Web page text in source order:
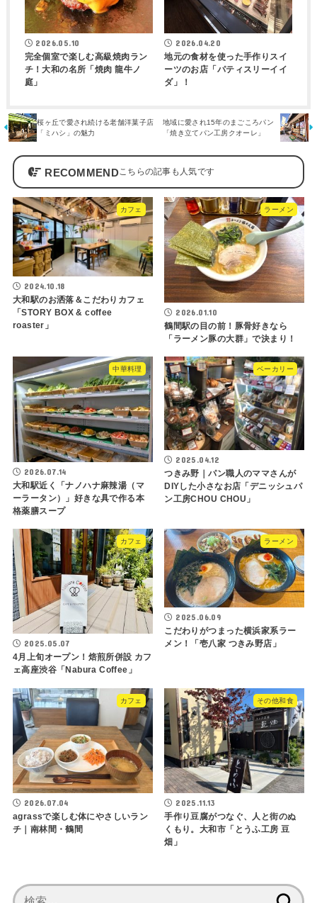
2026.05.10
完全個室で楽しむ高級焼肉ラン
チ！大和の名所「焼肉 龍牛ノ
庭」
2026.04.20
地元の食材を使った手作りスイ
ーツのお店「パティスリーイイ
ダ」！
桜ヶ丘で愛され続ける老舗洋菓子店
「ミハシ」の魅力
地域に愛され15年のまごころパン
「焼き立てパン工房クオーレ」
RECOMMEND
カフェ
2024.10.18
大和駅のお洒落＆こだわりカフェ
「STORY BOX & coffee
roaster」
ラーメン
2026.01.10
鶴間駅の目の前！豚骨好きなら
「ラーメン豚の大群」で決まり！
中華料理
2026.07.14
大和駅近く「ナノハナ麻辣湯（マ
ーラータン）」好きな具で作る本
格薬膳スープ
ベーカリー
2025.04.12
つきみ野｜パン職人のママさんが
DIYした小さなお店「デニッシュパ
ン工房CHOU CHOU」
カフェ
2025.05.07
4月上旬オープン！焙煎所併設 カフ
ェ高座渋谷「Nabura Coffee」
ラーメン
2025.06.09
こだわりがつまった横浜家系ラー
メン！「壱八家 つきみ野店」
カフェ
2026.07.04
agrassで楽しむ体にやさしいラン
チ｜南林間・鶴間
その他和食
2025.11.13
手作り豆腐がつなぐ、人と街のぬ
くもり。大和市「とうふ工房 豆
畑」